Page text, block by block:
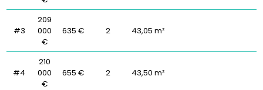
#3
209
000
€
635 € 2 43,05 m²
#4
210
000
€
655 € 2 43,50 m²